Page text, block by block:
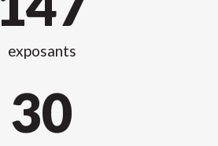
exposants
30